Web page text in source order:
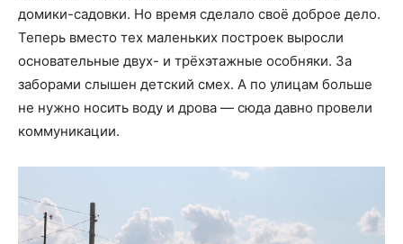
домики-садовки. Но время сделало своё доброе дело.
Теперь вместо тех маленьких построек выросли
основательные двух- и трёхэтажные особняки. За
заборами слышен детский смех. А по улицам больше
не нужно носить воду и дрова — сюда давно провели
коммуникации.